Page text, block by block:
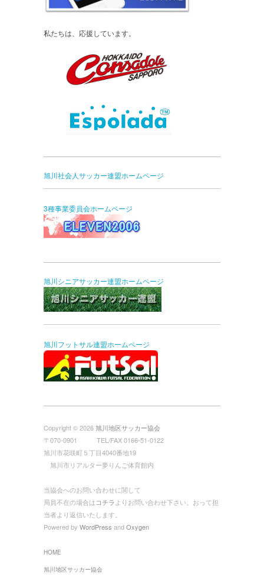
私たちは、応援しています。
旭川社会人サッカー連盟ホームページ
3種事業委員会ホームページ
旭川シニアサッカー連盟ホームページ
旭川フットサル連盟ホームページ
Copyright © 2026旭川地区サッカー協会
〒070-0901 TEL/FAX 0166-51-0122
旭川市花咲町５丁目4040番地19
旭川市リアルター夢りんご体育館内
当協会へのお問い合わせに関して
局員不在の場合はコチラ よりお問い合わせ下さい。おって担
当者より返信いたします。
Powered by WordPress andOxygen
HOME
旭川地区サッカー協会